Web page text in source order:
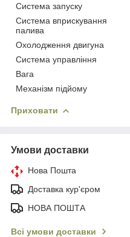
Система запуску
Система вприскування
палива
Охолодження двигуна
Система управління
Вага
Механізм підйому
Приховати
Умови доставки
Нова Пошта
Доставка кур'єром
НОВА ПОШТА
Всі умови доставки